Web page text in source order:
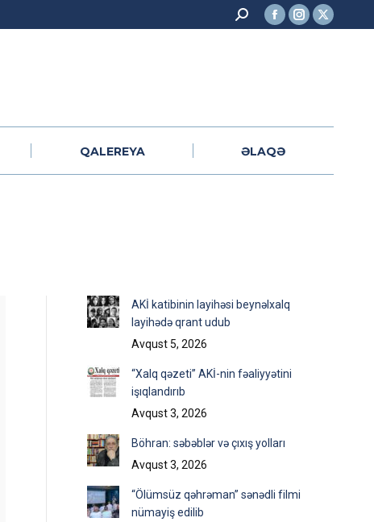
Search:
Facebook
window
Instagram
window
X
window
QALEREYA ƏLAQƏ
AKİ katibinin layihəsi beynəlxalq
layihədə qrant udub
Avqust 5, 2026
“Xalq qəzeti” AKİ-nin fəaliyyətini
işıqlandırıb
Avqust 3, 2026
Böhran: səbəblər və çıxış yolları
Avqust 3, 2026
“Ölümsüz qəhrəman” sənədli filmi
nümayiş edilib
ƏLAQƏ